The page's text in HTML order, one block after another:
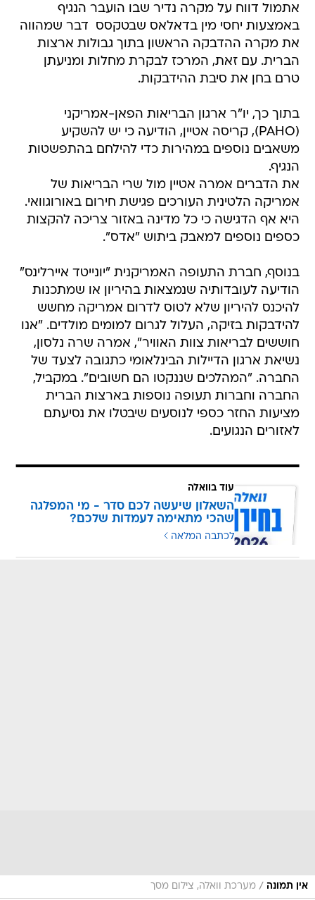
אתמול דווח על מקרה נדיר שבו הועבר הנגיף
באמצעות יחסי מין בדאלאס שבטקסס  דבר שמהווה
את מקרה ההדבקה הראשון בתוך גבולות ארצות
הברית. עם זאת, המרכז לבקרת מחלות ומניעתן
טרם בחן את סיבת ההידבקות.
בתוך כך, יו"ר ארגון הבריאות הפאן-אמריקני
(PAHO), קריסה אטיין, הודיעה כי יש להשקיע
משאבים נוספים במהירות כדי להילחם בהתפשטות
הנגיף.
את הדברים אמרה אטיין מול שרי הבריאות של
אמריקה הלטינית העורכים פגישת חירום באורוגוואי.
היא אף הדגישה כי כל מדינה באזור צריכה להקצות
כספים נוספים למאבק ביתוש "אדס".
בנוסף, חברת התעופה האמריקנית "יונייטד איירלינס"
הודיעה לעובדותיה שנמצאות בהיריון או שמתכנות
להיכנס להיריון שלא לטוס לדרום אמריקה מחשש
להידבקות בזיקה, העלול לגרום למומים מולדים. "אנו
חוששים לבריאות צוות האוויר", אמרה שרה נלסון,
נשיאת ארגון הדיילות הבינלאומי כתגובה לצעד של
החברה. "המהלכים שננקטו הם חשובים". במקביל,
החברה וחברות תעופה נוספות בארצות הברית
מציעות החזר כספי לנוסעים שיבטלו את נסיעתם
לאזורים הנגועים.
עוד בוואלה
השאלון שיעשה לכם סדר - מי המפלגה
שהכי מתאימה לעמדות שלכם?
לכתבה המלאה
אין תמונה / מערכת וואלה, צילום מסך